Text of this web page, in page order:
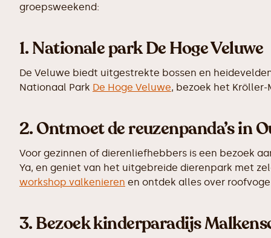
groepsweekend:
1. Nationale park De Hoge Veluwe
De Veluwe biedt uitgestrekte bossen en
Nationaal Park De Hoge Veluwe, bezoek het
2. Ontmoet de reuzenpanda’s in
Voor gezinnen of dierenliefhebbers is een bezoek
Ya, en geniet van het uitgebreide dierenpark met
workshop valkenieren en ontdek alles over
3. Bezoek kinderparadijs